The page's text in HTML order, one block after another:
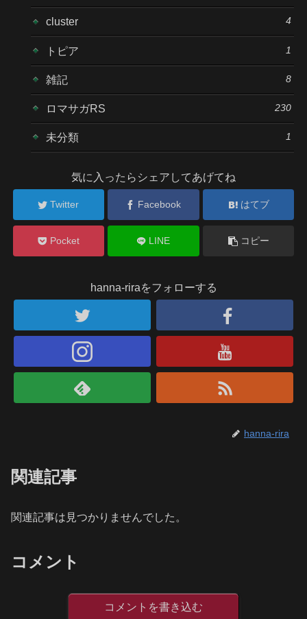
cluster 4
トピア 1
雑記 8
ロマサガRS 230
未分類 1
気に入ったらシェアしてあげてね
Twitter Facebook はてブ
Pocket LINE コピー
hanna-riraをフォローする
hanna-rira
関連記事
関連記事は見つかりませんでした。
コメント
コメントを書き込む